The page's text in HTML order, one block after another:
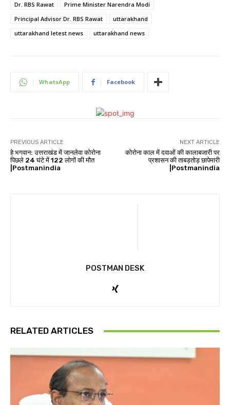
Dr. RBS Rawat
Prime Minister Narendra Modi
Principal Advisor Dr. RBS Rawat
uttarakhand
uttarakhand letest news
uttarakhand news
WhatsApp Facebook
PREVIOUS ARTICLE
हे भगवान: उत्तराखंड में जानलेवा कोरोना
पिछले 24 घंटे में 122 लोगों की मौत
|Postmanindia
NEXT ARTICLE
कोरोना काल में दवाओं की कालाबजारी पर
प्रशासन की ताबड़तोड़ छापेमारी
|Postmanindia
POSTMAN DESK
RELATED ARTICLES